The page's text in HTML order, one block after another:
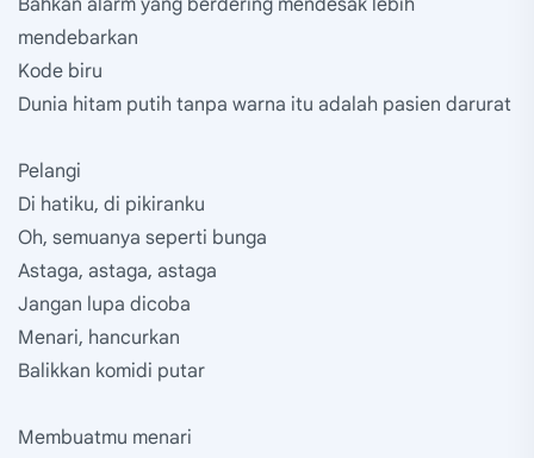
Bahkan alarm yang berdering mendesak lebih
mendebarkan
Kode biru
Dunia hitam putih tanpa warna itu adalah pasien darurat
Pelangi
Di hatiku, di pikiranku
Oh, semuanya seperti bunga
Astaga, astaga, astaga
Jangan lupa dicoba
Menari, hancurkan
Balikkan komidi putar
Membuatmu menari